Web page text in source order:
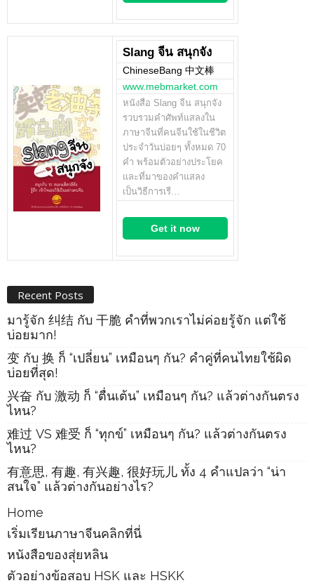
Slang จีน สนุกจัง
ChineseBang 中文棒
www.mebmarket.com
หนังสือ Slang จีน สนุกจัง
รวบรวมคำศัพท์แสลงใน
ภาษาจีนที่คนจีนใช้ในชีวิต
ประจำวันบ่อยๆ ทั้งหมด 70
คำ พร้อมตัวอย่างประโยค
และที่มาของคำแสลง
เป็นวิธีการเรี…
Get it now
Recent Posts
มารู้จัก 纠结 กับ 干脆 คำที่พวกเราไม่ค่อยรู้จัก แต่ใช้
บ่อยมาก!
变 กับ 换 ก็ “เปลี่ยน” เหมือนๆ กัน? คำคู่ที่คนไทยใช้ผิด
บ่อยที่สุด!
兴奋 กับ 激动 ก็ “ตื่นเต้น” เหมือนๆ กัน? แล้วต่างกันตรง
ไหน?
难过 VS 难受 ก็ “ทุกข์” เหมือนๆ กัน? แล้วต่างกันตรง
ไหน?
有意思, 有趣, 有兴趣, 很好玩儿 ทั้ง 4 คำแปลว่า “น่า
สนใจ” แล้วต่างกันอย่างไร?
Home
เริ่มเรียนภาษาจีนคลิกที่นี่
หนังสือของสุ่ยหลิน
ตัวอย่างข้อสอบ HSK และ HSKK